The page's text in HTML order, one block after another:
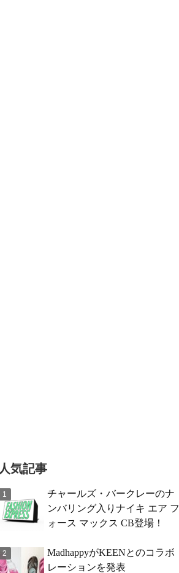
人気記事
チャールズ・バークレーのナ
ンバリング入りナイキ エア フ
ォース マックス CB登場！
MadhappyがKEENとのコラボ
レーションを発表